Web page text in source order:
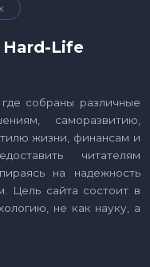
Life
собраны различные
саморазвитию,
жизни, финансам и
читателям
на надежность
Цель сайта состоит в
не как науку, а